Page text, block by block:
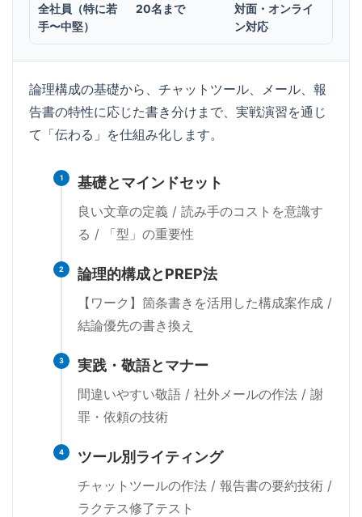
全社員（特に若
手〜中堅）
20名まで
対面・オンライ
ン対応
論理構成の基礎から、チャットツール、メール、報
告書の特性に応じた書き分けまで、実戦演習を通じ
て「伝わる」を仕組み化します。
1 基礎とマインドセット
良い文章の定義 / 読み手のコストを意識す
る / 「型」の重要性
2 論理的構成とPREP法
【ワーク】箇条書きを活用した構成案作成 /
結論優先の書き換え
3 実践・敬語とマナー
間違いやすい敬語 / 社外メールの作法 / 謝
罪・依頼の技術
4 ツール別ライティング
チャットツールの作法 / 報告書の要約技術 /
ラクテス修了テスト